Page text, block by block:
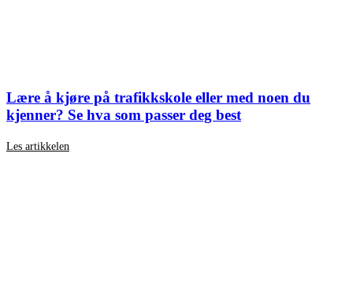
Lære å kjøre på trafikkskole eller med noen du
kjenner? Se hva som passer deg best
Les artikkelen